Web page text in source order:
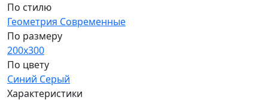
По стилю
Геометрия Современные
По размеру
200x300
По цвету
Синий Серый
Характеристики